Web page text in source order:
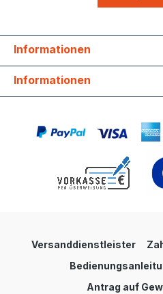
Informationen
Informationen
Versanddienstleister
Antrag auf